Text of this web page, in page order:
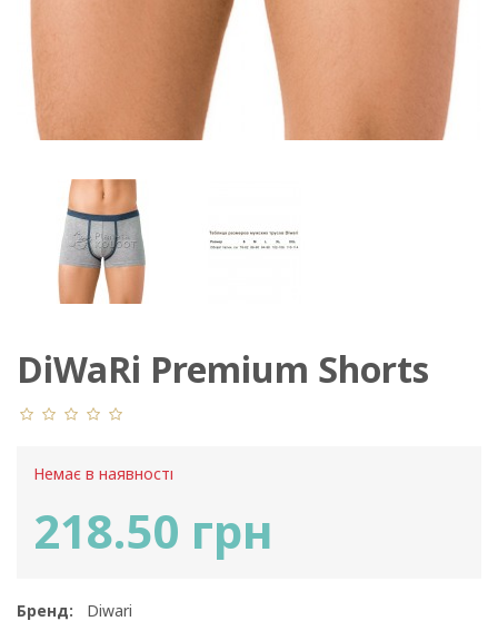
DiWaRi Premium Shorts
765
Немає в наявності
218.50 грн
Бренд:
Diwari